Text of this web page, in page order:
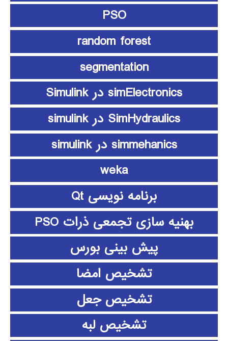
PSO
random forest
segmentation
simElectronics در Simulink
SimHydraulics در simulink
simmehanics در simulink
weka
برنامه نویسی Qt
بهنیه سازی تجمعی ذرات PSO
پیش بینی بورس
تشخیص امضا
تشخیص جعل
تشخیص لبه